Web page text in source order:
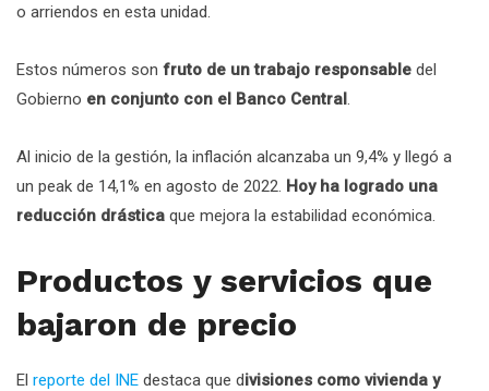
o arriendos en esta unidad.
Estos números son fruto de un trabajo responsable del
Gobierno en conjunto con el Banco Central
Al inicio de la gestión, la inflación alcanzaba un 9,4% y llegó a
un peak de 14,1% en agosto de 2022. Hoy ha logrado una
reducción drástica que mejora la estabilidad económica.
Productos y servicios que
bajaron de precio
El reporte del INE destaca que divisiones como vivienda y